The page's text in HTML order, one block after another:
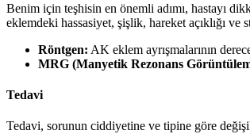
Benim için teşhisin en önemli adımı, hastayı
eklemdeki hassasiyet, şişlik, hareket açıklığı ve
Röntgen: AK eklem ayrışmalarının
MRG (Manyetik Rezonans
Tedavi
Tedavi, sorunun ciddiyetine ve tipine göre